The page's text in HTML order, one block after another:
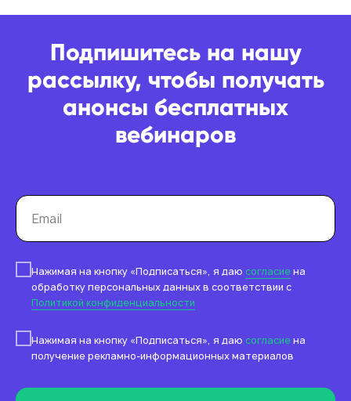
Подпишитесь на нашу
рассылку, чтобы получать
анонсы бесплатных
вебинаров
Нажимая на кнопку «Подписаться», я даю согласиена
обработку персональных данных в соответствии с
Политикой конфиденциальности
Нажимая на кнопку «Подписаться», я даю согласиена
получение рекламно-информационных материалов
Работа с данными
Заполнение данных
Актуальность данных
Контроль изменения данных